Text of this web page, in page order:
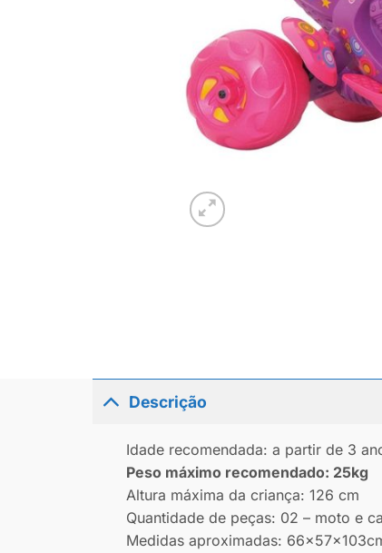
Descrição
Idade recomendada: a partir de 3
Peso máximo recomendado: 25kg
Altura máxima da criança: 126 cm
Quantidade de peças: 02 – moto e
Medidas aproximadas: